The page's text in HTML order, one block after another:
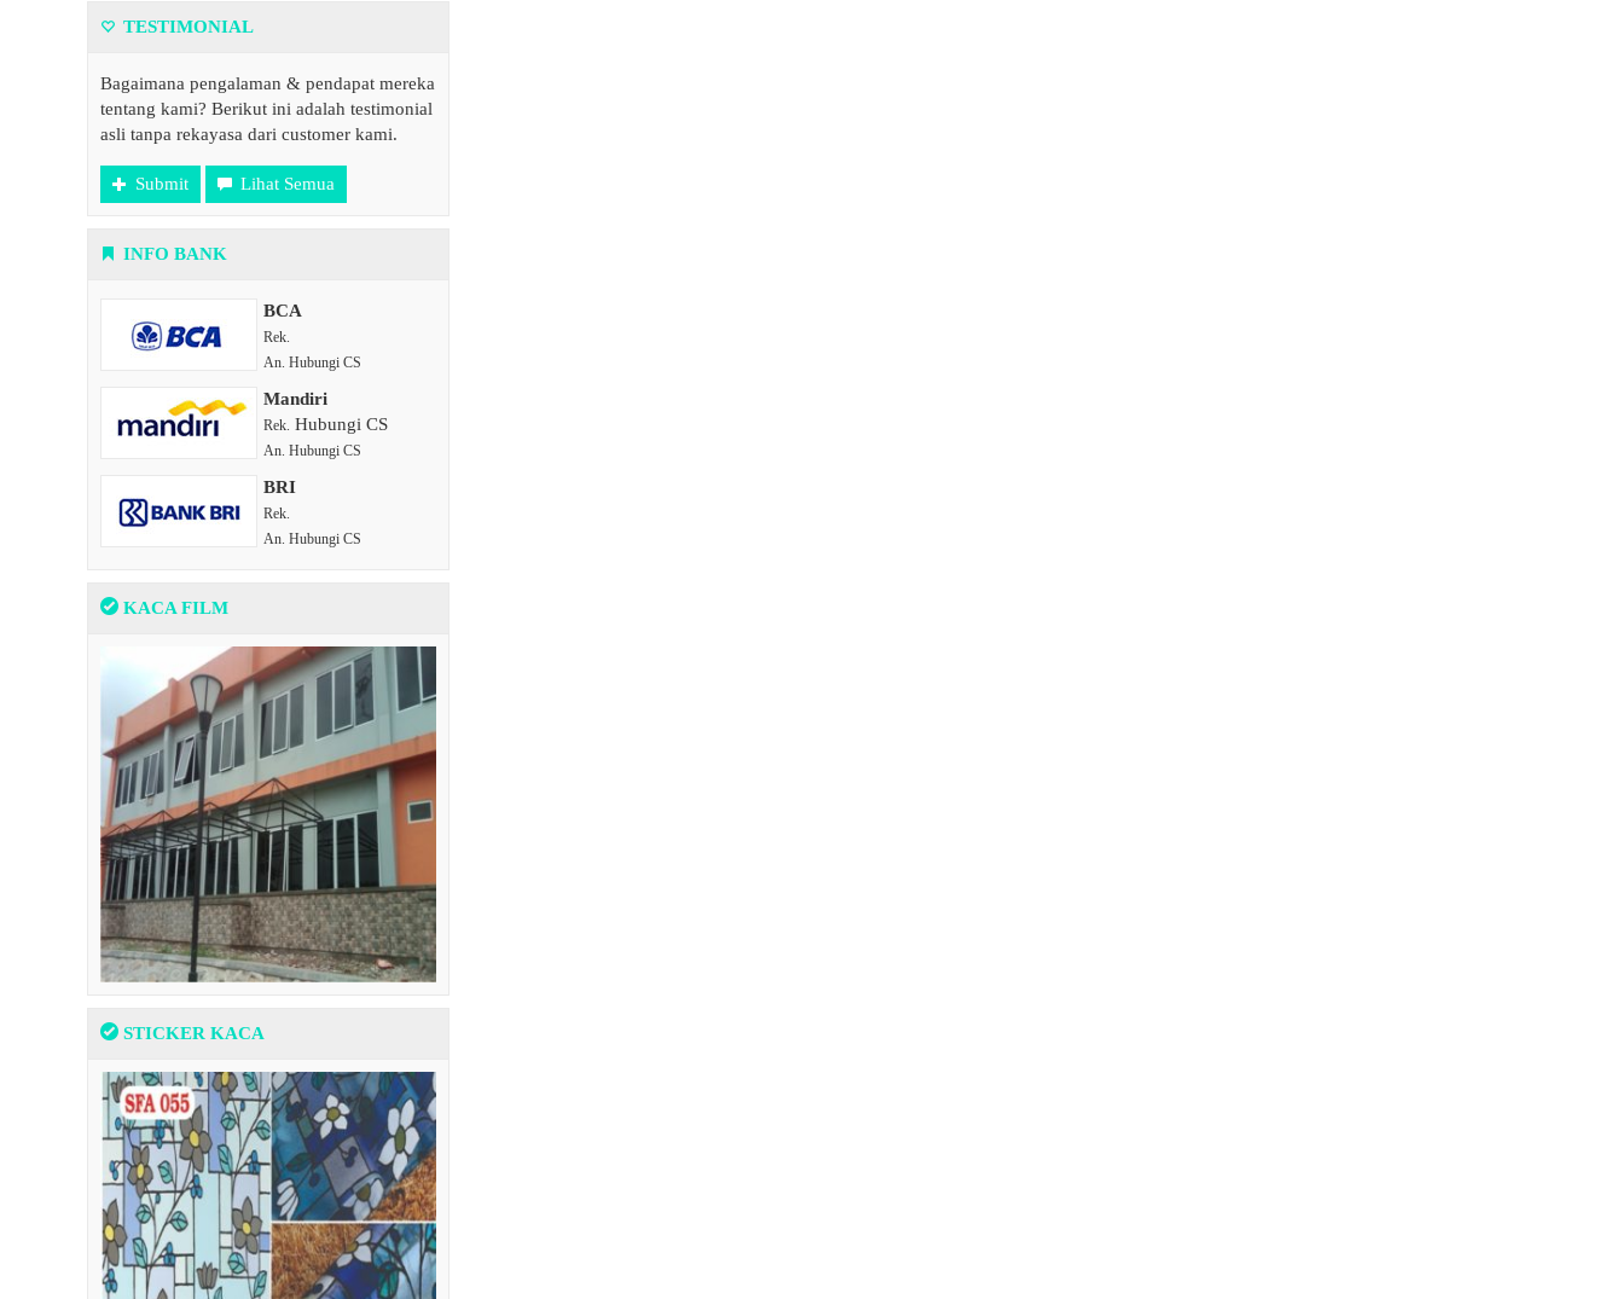
TESTIMONIAL
Bagaimana pengalaman & pendapat mereka
tentang kami? Berikut ini adalah testimonial
asli tanpa rekayasa dari customer kami.
Submit Lihat Semua
INFO BANK
BCA
Rek.
An. Hubungi CS
Mandiri
Rek. Hubungi CS
An. Hubungi CS
BRI
Rek.
An. Hubungi CS
KACA FILM
STICKER KACA